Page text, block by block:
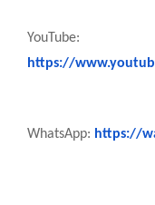
YouTube:
https://
WhatsApp: https://